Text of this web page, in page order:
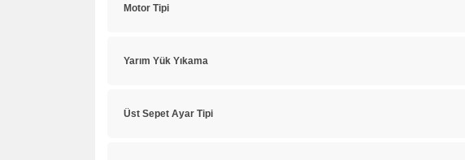
Motor Tipi
Yarım Yük Yıkama
Üst Sepet Ayar Tipi